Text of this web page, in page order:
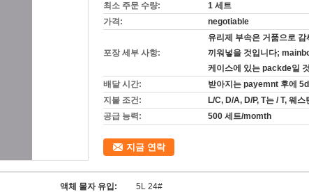
최소 주문 수량:
1 세트
가격:
negotiable
포장 세부 사항:
유리제 부속은 거품으로
끼워넣을 것입니다;
케이스에 있는 packde일
배달 시간:
받아지는 payemnt 후에
지불 조건:
L/C, D/A, D/P, T는 / T, 웨
공급 능력:
500 세트/momth
지금 연락
액체 물자 유입: 5L 24#